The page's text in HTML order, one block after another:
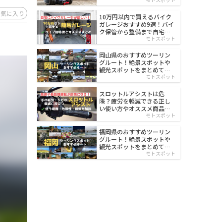
に入り
10万円以内で買えるバイク
ガレージおすすめ9選！バイ
ク保管から整備まで自宅で
モトスポット
岡山県のおすすめツーリン
グルート！絶景スポットや
観光スポットをまとめて紹
モトスポット
スロットルアシストは危
険？疲労を軽減できる正し
い使い方やオススメ商品を
モトスポット
福岡県のおすすめツーリン
グルート！絶景スポットや
観光スポットをまとめて紹
モトスポット